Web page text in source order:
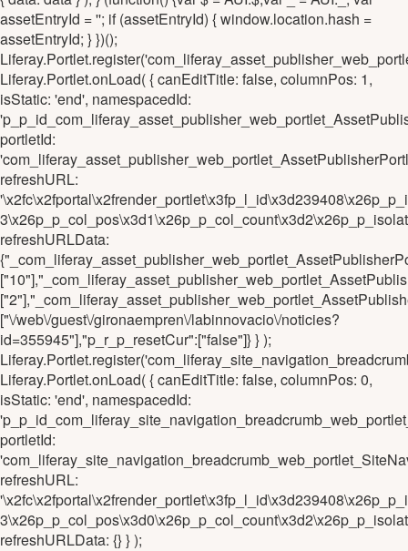
assetEntryId = ''; if (assetEntryId) { window.location.hash =
assetEntryId; } })();
Liferay.Portlet.onLoad( { canEditTitle: false, columnPos: 1,
isStatic: 'end', namespacedId:
portletId:
refreshURL:
refreshURLData:
["\/web\/guest\/gironaempren\/labinnovacio\/noticies?
id=355945"],"p_r_p_resetCur":["false"]} } );
Liferay.Portlet.onLoad( { canEditTitle: false, columnPos: 0,
isStatic: 'end', namespacedId:
portletId:
refreshURL:
refreshURLData: {} } );